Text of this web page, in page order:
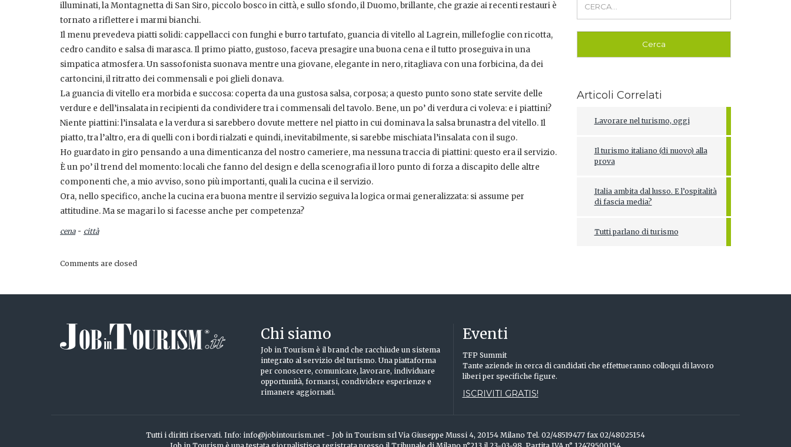
illuminati, la Montagnetta di San Siro, piccolo bosco in città, e sullo sfondo, il Duomo, brillante, che grazie ai recenti restauri è
tornato a riflettere i marmi bianchi.
Il menu prevedeva piatti solidi: cappellacci con funghi e burro tartufato, guancia di vitello al Lagrein, millefoglie con ricotta,
cedro candito e salsa di marasca. Il primo piatto, gustoso, faceva presagire una buona cena e il tutto proseguiva in una
simpatica atmosfera. Un sassofonista suonava mentre una giovane, elegante in nero, ritagliava con una forbicina, da dei
cartoncini, il ritratto dei commensali e poi glieli donava.
La guancia di vitello era morbida e succosa: coperta da una gustosa salsa, corposa; a questo punto sono state servite delle
verdure e dell’insalata in recipienti da condividere tra i commensali del tavolo. Bene, un po’ di verdura ci voleva: e i piattini?
Niente piattini: l’insalata e la verdura si sarebbero dovute mettere nel piatto in cui dominava la salsa brunastra del vitello. Il
piatto, tra l’altro, era di quelli con i bordi rialzati e quindi, inevitabilmente, si sarebbe mischiata l’insalata con il sugo.
Ho guardato in giro pensando a una dimenticanza del nostro cameriere, ma nessuna traccia di piattini: questo era il servizio.
È un po’ il trend del momento: locali che fanno del design e della scenografia il loro punto di forza a discapito delle altre
componenti che, a mio avviso, sono più importanti, quali la cucina e il servizio.
Ora, nello specifico, anche la cucina era buona mentre il servizio seguiva la logica ormai generalizzata: si assume per
attitudine. Ma se magari lo si facesse anche per competenza?
cena- città
Comments are closed
Articoli Correlati
Lavorare nel turismo, oggi
Il turismo italiano (di nuovo) alla
prova
Italia ambita dal lusso. E l’ospitalità
di fascia media?
Tutti parlano di turismo
Chi siamo
Job in Tourism è il brand che racchiude un sistema
integrato al servizio del turismo. Una piattaforma
per conoscere, comunicare, lavorare, individuare
opportunità, formarsi, condividere esperienze e
rimanere aggiornati.
Eventi
TFP Summit
Tante aziende in cerca di candidati che effettueranno colloqui di lavoro
liberi per specifiche figure.
ISCRIVITI GRATIS!
Tutti i diritti riservati. Info: info@jobintourism.net - Job in Tourism srl Via Giuseppe Mussi 4, 20154 Milano Tel. 02/48519477 fax 02/48025154